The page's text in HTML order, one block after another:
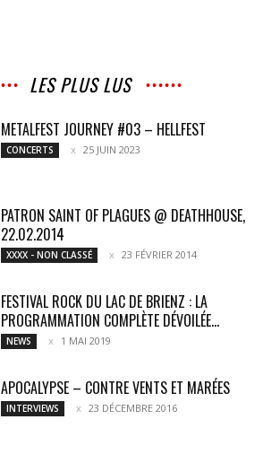
LES PLUS LUS
METALFEST JOURNEY #03 – HELLFEST
CONCERTS 25 JUIN 2023
PATRON SAINT OF PLAGUES @ DEATHHOUSE,
22.02.2014
XXXX - NON CLASSÉ 23 FÉVRIER 2014
FESTIVAL ROCK DU LAC DE BRIENZ : LA
PROGRAMMATION COMPLÈTE DÉVOILÉE...
NEWS 1 MAI 2019
APOCALYPSE – CONTRE VENTS ET MARÉES
INTERVIEWS 23 DÉCEMBRE 2016